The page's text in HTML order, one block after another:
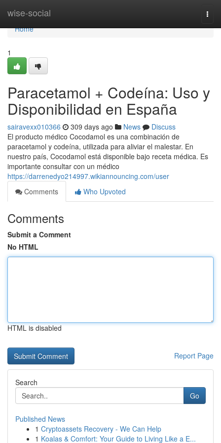
wise-social
Home
Home
1
Paracetamol + Codeína: Uso y
Disponibilidad en España
sairavexx010366 309 days ago News
Discuss
El producto médico Cocodamol es una combinación de
paracetamol y codeína, utilizada para aliviar el malestar. En
nuestro país, Cocodamol está disponible bajo receta médica. Es
importante consultar con un médico
https://darrenedyo214997.wikiannouncing.com/user
Comments
Who Upvoted
Comments
Submit a Comment
No HTML
HTML is disabled
Report Page
Search
Go
Published News
1 Cryptoassets Recovery - We Can Help
1 Koalas & Comfort: Your Guide to Living Like a E...